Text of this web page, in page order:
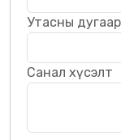
Утасны дугаар
Санал хүсэлт